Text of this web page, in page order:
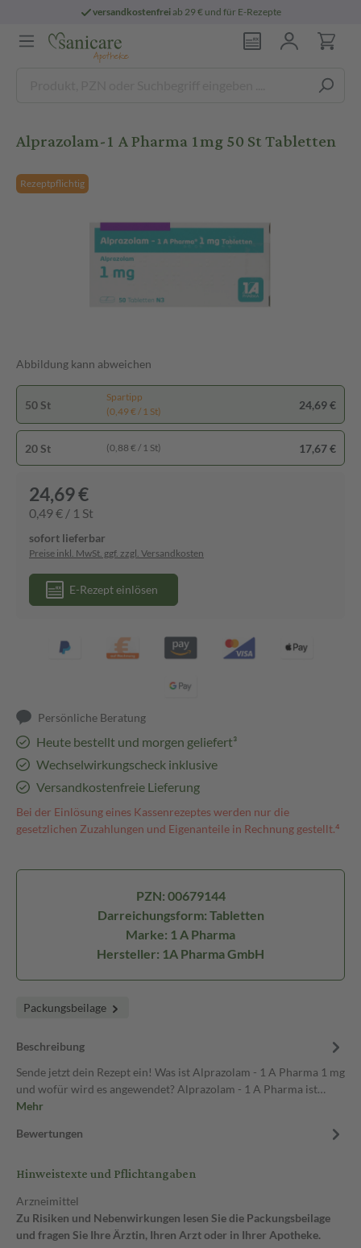
versandkostenfreiab 29 € und für E-Rezepte
Alprazolam-1 A Pharma 1mg 50 St Tabletten
Rezeptpflichtig
Abbildung kann abweichen
50 St
Spartipp
(0,49 € / 1 St)
24,69 €
20 St (0,88 € / 1 St) 17,67 €
24,69 €
0,49 € / 1 St
sofort lieferbar
Preise inkl. MwSt. ggf. zzgl. Versandkosten
E-Rezept einlösen
Persönliche Beratung
Heute bestellt und morgen geliefert³
Wechselwirkungscheck inklusive
Versandkostenfreie Lieferung
Bei der Einlösung eines Kassenrezeptes werden nur die
gesetzlichen Zuzahlungen und Eigenanteile in Rechnung gestellt.⁴
PZN: 00679144
Darreichungsform: Tabletten
Marke: 1 A Pharma
Hersteller: 1A Pharma GmbH
Packungsbeilage
Beschreibung
Sende jetzt dein Rezept ein! Was ist Alprazolam - 1 A Pharma 1 mg
und wofür wird es angewendet? Alprazolam - 1 A Pharma ist…
Mehr
Bewertungen
Hinweistexte und Pflichtangaben
Arzneimittel
Zu Risiken und Nebenwirkungen lesen Sie die Packungsbeilage
und fragen Sie Ihre Ärztin, Ihren Arzt oder in Ihrer Apotheke.